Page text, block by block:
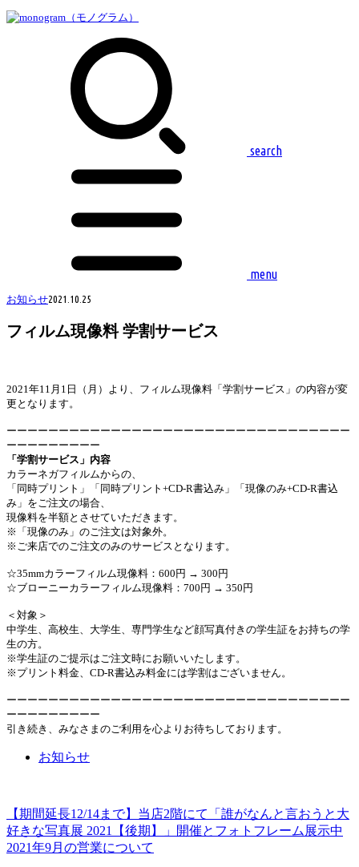
search
menu
お知らせ2021.10.25
フィルム現像料 学割サービス
2021年11月1日（月）より、フィルム現像料「学割サービス」の内容が変
更となります。
ーーーーーーーーーーーーーーーーーーーーーーーーーーーーーーーーー
ーーーーーーーーー
「学割サービス」内容
カラーネガフィルムからの、
「同時プリント」「同時プリント+CD-R書込み」「現像のみ+CD-R書込
み」をご注文の場合、
現像料を半額とさせていただきます。
※「現像のみ」のご注文は対象外。
※ご来店でのご注文のみのサービスとなります。
☆35mmカラーフィルム現像料：600円 → 300円
☆ブローニーカラーフィルム現像料：700円 → 350円
＜対象＞
中学生、高校生、大学生、専門学生など顔写真付きの学生証をお持ちの学
生の方。
※学生証のご提示はご注文時にお願いいたします。
※プリント料金、CD-R書込み料金には学割はございません。
ーーーーーーーーーーーーーーーーーーーーーーーーーーーーーーーーー
ーーーーーーーーー
引き続き、みなさまのご利用を心よりお待ちしております。
お知らせ
【期間延長12/14まで】当店2階にて「誰がなんと言おうと大
好きな写真展 2021【後期】」開催とフォトフレーム展示中
2021年9月の営業について